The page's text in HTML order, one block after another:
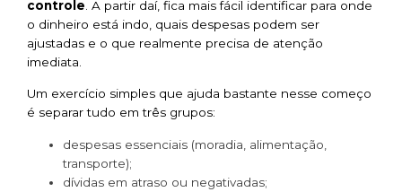
controle . A partir daí, fica mais fácil identificar para onde
o dinheiro está indo, quais despesas podem ser
ajustadas e o que realmente precisa de atenção
imediata.
Um exercício simples que ajuda bastante nesse começo
é separar tudo em três grupos:
despesas essenciais (moradia, alimentação,
transporte);
dívidas em atraso ou negativadas;